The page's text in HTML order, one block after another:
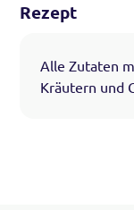
Rezept
Alle Zutaten
Kräutern und